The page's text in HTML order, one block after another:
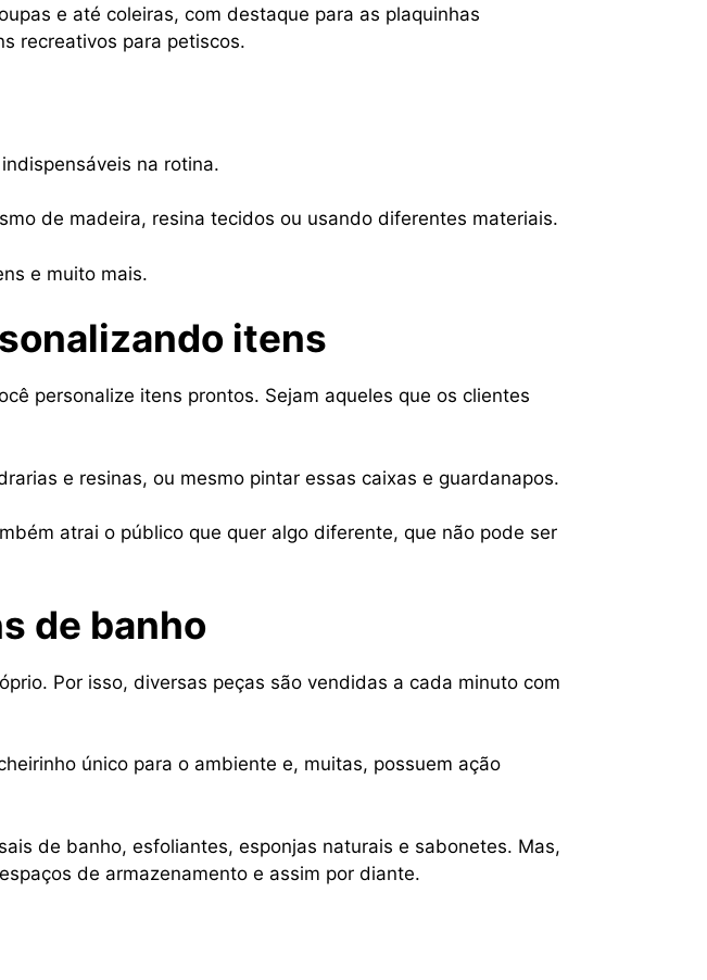
e até coleiras, com destaque para as plaquinhas
recreativos para petiscos.
na rotina.
de madeira, resina tecidos ou usando diferentes materiais.
e muito mais.
itens
personalize itens prontos. Sejam aqueles que os clientes
e resinas, ou mesmo pintar essas caixas e guardanapos.
atrai o público que quer algo diferente, que não pode ser
de banho
Por isso, diversas peças são vendidas a cada minuto com
único para o ambiente e, muitas, possuem ação
de banho, esfoliantes, esponjas naturais e sabonetes. Mas,
de armazenamento e assim por diante.